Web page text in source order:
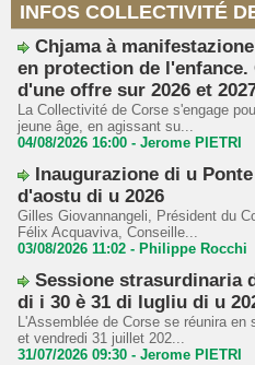
INFOS COLLECTIVITÉ
Chjama à
en protection de
d'une offre sur 2026 et
La Collectivité de Corse s'engage
jeune âge, en agissant su...
04/08/2026 16:00 - Jerome PIETRI
Inaugurazione di u
d'aostu di u 2026
Gilles Giovannangeli, Président du
Félix Acquaviva, Conseille...
03/08/2026 11:02 - Philippe Rocchi
Sessione strasurdinaria
di i 30 è 31 di lugliu di u
L'Assemblée de Corse se réunira
et vendredi 31 juillet 202...
31/07/2026 09:30 - Jerome PIETRI